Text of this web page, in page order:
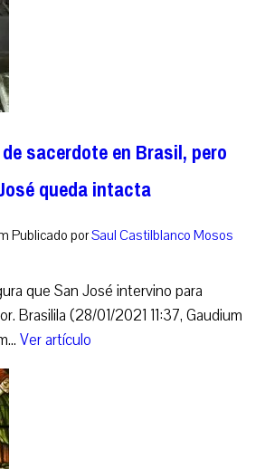
sacerdote en Brasil, pero
queda intacta
Publicado porSaul Castilblanco Mosos
que San José intervino para
Brasilila (28/01/2021 11:37, Gaudium
Ver artículo